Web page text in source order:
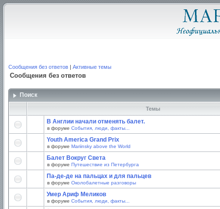
Сообщения без ответов | Активные темы
Сообщения без ответов
Поиск
Темы
В Англии начали отменять балет.
в форуме События, люди, факты...
Youth America Grand Prix
в форуме Mariinsky above the World
Балет Вокруг Света
в форуме Путешествие из Петербурга
Па-де-де на пальцах и для пальцев
в форуме Околобалетные разговоры
Умер Ариф Меликов
в форуме События, люди, факты...